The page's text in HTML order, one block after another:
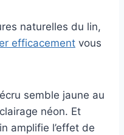
naturelles du lin,
efficacement vous
semble jaune au
néon. Et
amplifie l’effet de